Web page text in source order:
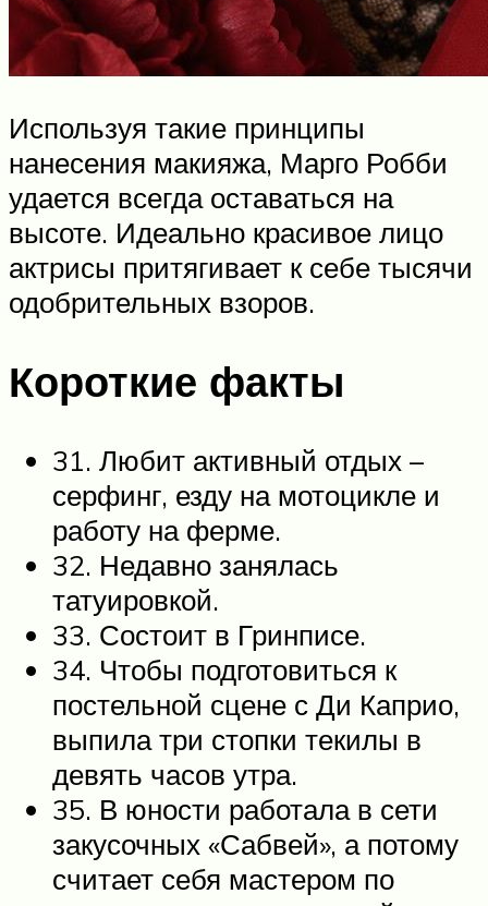
Используя такие принципы
нанесения макияжа, Марго Робби
удается всегда оставаться на
высоте. Идеально красивое лицо
актрисы притягивает к себе тысячи
одобрительных взоров.
Короткие факты
31. Любит активный отдых –
серфинг, езду на мотоцикле и
работу на ферме.
32. Недавно занялась
татуировкой.
33. Состоит в Гринписе.
34. Чтобы подготовиться к
постельной сцене с Ди Каприо,
выпила три стопки текилы в
девять часов утра.
35. В юности работала в сети
закусочных «Сабвей», а потому
считает себя мастером по